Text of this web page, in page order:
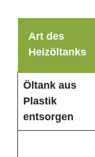
Art des
Heizöltanks
Öltank aus
Plastik
entsorgen